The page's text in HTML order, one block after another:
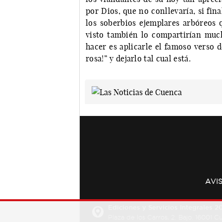
por Dios, que no conllevaría, si
los soberbios ejemplares
visto también lo compartirían
hacer es aplicarle el famoso verso
rosa!” y dejarlo tal cual está.